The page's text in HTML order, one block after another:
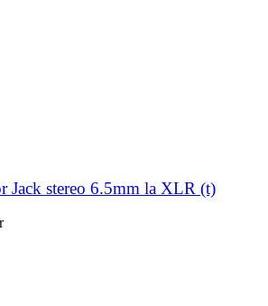
Jack stereo 6.5mm la XLR (t)